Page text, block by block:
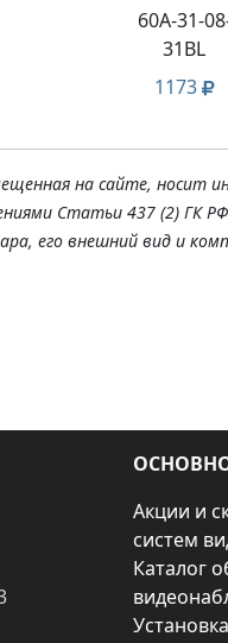
60A-31-
31BL
1173
на сайте, носит
Статьи 437 (2) ГК
его внешний вид и
Акции и
систем
Каталог